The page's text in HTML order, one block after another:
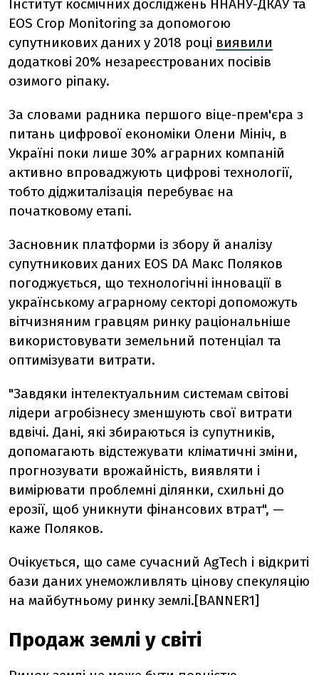
Інститут космічних досліджень ННАНУ-ДКАУ та
EOS Crop Monitoring за допомогою
супутникових даних у 2018 році виявили
додаткові 20% незареєстрованих посівів
озимого ріпаку.
За словами радника першого віце-прем'єра з
питань цифрової економіки Олени Мініч, в
Україні поки лише 30% аграрних компаній
активно впроваджують цифрові технології,
тобто діджиталізація перебуває на
початковому етапі.
Засновник платформи із збору й аналізу
супутникових даних EOS DA Макс Поляков
погоджується, що технологічні інновації в
українському аграрному секторі допоможуть
вітчизняним гравцям ринку раціональніше
використовувати земельний потенціал та
оптимізувати витрати.
"Завдяки інтелектуальним системам світові
лідери агробізнесу зменшують свої витрати
вдвічі. Дані, які збираються із супутників,
допомагають відстежувати кліматичні зміни,
прогнозувати врожайність, виявляти і
вимірювати проблемні ділянки, схильні до
ерозії, щоб уникнути фінансових втрат", —
каже Поляков.
Очікується, що саме сучасний AgTech і відкриті
бази даних унеможливлять цінову спекуляцію
на майбутньому ринку землі.[BANNER1]
Продаж землі у світі